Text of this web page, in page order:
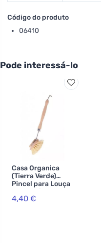
Código do produto
06410
Pode interessá-lo
Casa Organica
(Tierra Verde)
Pincel para Louça
de Madeira - com
cabeça
4,40 €